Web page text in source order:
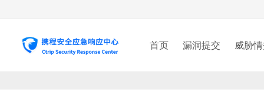
首页 漏洞提交 威胁